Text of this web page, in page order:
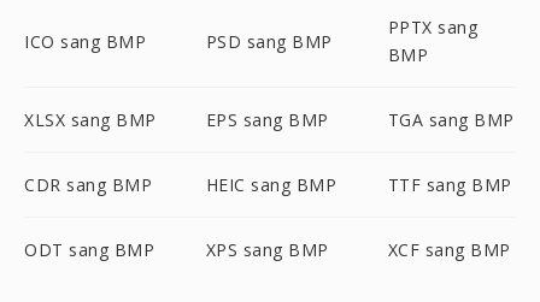
ICO sang BMP PSD sang BMP
PPTX sang
BMP
XLSX sang BMP EPS sang BMP TGA sang BMP
CDR sang BMP HEIC sang BMP TTF sang BMP
ODT sang BMP XPS sang BMP XCF sang BMP